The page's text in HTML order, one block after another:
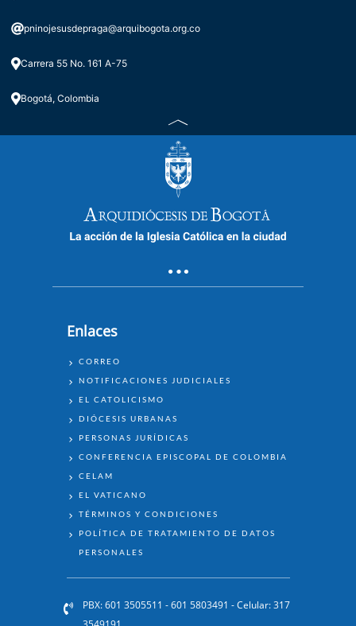
pninojesusdepraga@arquibogota.org.co
Carrera 55 No. 161 A-75
Bogotá, Colombia
Enlaces
ENLACES
CORREO
NOTIFICACIONES JUDICIALES
EL CATOLICISMO
DIÓCESIS URBANAS
PERSONAS JURÍDICAS
CONFERENCIA EPISCOPAL DE COLOMBIA
CELAM
EL VATICANO
TÉRMINOS Y CONDICIONES
POLÍTICA DE TRATAMIENTO DE DATOS
PERSONALES
PBX: 601 3505511 - 601 5803491 - Celular: 317